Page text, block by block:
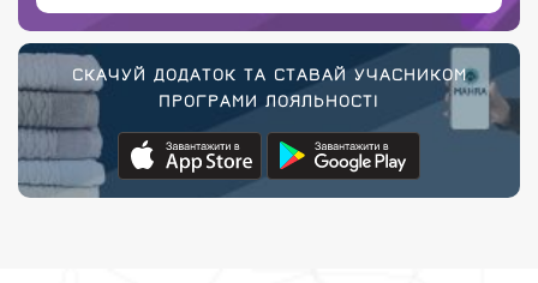
СКАЧУЙ ДОДАТОК ТА СТАВАЙ УЧАСНИКОМ
ПРОГРАМИ ЛОЯЛЬНОСТІ